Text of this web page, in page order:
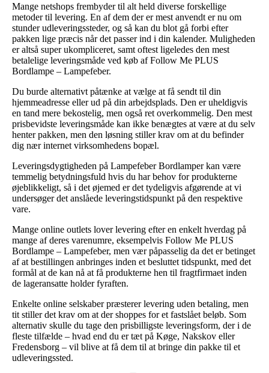
Mange netshops frembyder til alt held diverse forskellige
metoder til levering. En af dem der er mest anvendt er nu om
stunder udleveringssteder, og så kan du blot gå forbi efter
pakken lige præcis når det passer ind i din kalender. Muligheden
er altså super ukompliceret, samt oftest ligeledes den mest
betalelige leveringsmåde ved køb af Follow Me PLUS
Bordlampe – Lampefeber.
Du burde alternativt påtænke at vælge at få sendt til din
hjemmeadresse eller ud på din arbejdsplads. Den er uheldigvis
en tand mere bekostelig, men også ret overkommelig. Den mest
prisbevidste leveringsmåde kan ikke benægtes at være at du selv
henter pakken, men den løsning stiller krav om at du befinder
dig nær internet virksomhedens bopæl.
Leveringsdygtigheden på Lampefeber Bordlamper kan være
temmelig betydningsfuld hvis du har behov for produkterne
øjeblikkeligt, så i det øjemed er det tydeligvis afgørende at vi
undersøger det anslåede leveringstidspunkt på den respektive
vare.
Mange online outlets lover levering efter en enkelt hverdag på
mange af deres varenumre, eksempelvis Follow Me PLUS
Bordlampe – Lampefeber, men vær påpasselig da det er betinget
af at bestillingen anbringes inden et besluttet tidspunkt, med det
formål at de kan nå at få produkterne hen til fragtfirmaet inden
de lageransatte holder fyraften.
Enkelte online selskaber præsterer levering uden betaling, men
tit stiller det krav om at der shoppes for et fastslået beløb. Som
alternativ skulle du tage den prisbilligste leveringsform, der i de
fleste tilfælde – hvad end du er tæt på Køge, Nakskov eller
Fredensborg – vil blive at få dem til at bringe din pakke til et
udleveringssted.